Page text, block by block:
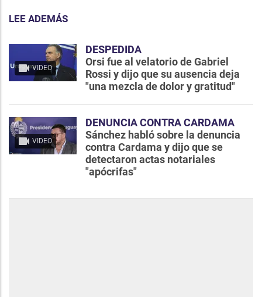
LEE ADEMÁS
VIDEO
DESPEDIDA
Orsi fue al velatorio de Gabriel
Rossi y dijo que su ausencia deja
"una mezcla de dolor y gratitud"
VIDEO
DENUNCIA CONTRA CARDAMA
Sánchez habló sobre la denuncia
contra Cardama y dijo que se
detectaron actas notariales
"apócrifas"